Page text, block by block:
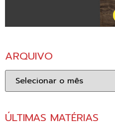
ARQUIVO
Arquivo
ÚLTIMAS MATÉRIAS